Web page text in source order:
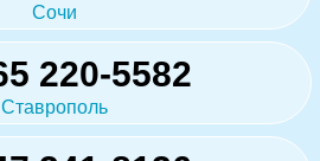
Сочи
220-5582
Ставрополь